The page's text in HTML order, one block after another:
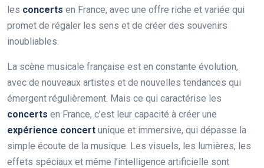
les concerts en France, avec une offre riche et variée qui
promet de régaler les sens et de créer des souvenirs
inoubliables.
La scène musicale française est en constante évolution,
avec de nouveaux artistes et de nouvelles tendances qui
émergent régulièrement. Mais ce qui caractérise les
concerts en France, c’est leur capacité à créer une
expérience concert unique et immersive, qui dépasse la
simple écoute de la musique. Les visuels, les lumières, les
effets spéciaux et même l’intelligence artificielle sont